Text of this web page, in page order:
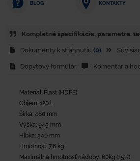
BLOG KONTAKTY
Kompletné špecifikácie, parametre.
Dokumenty k stiahnutiu (0)
Dopytový formulár Komentár a
Materiál: Plast (HDPE)
Objem: 120 l
Šírka: 480 mm
Výška: 945 mm
Hĺbka: 540 mm
Hmotnosť: 7,6 kg
Maximálna hmotnosť nádoby: 60kg (±5%)